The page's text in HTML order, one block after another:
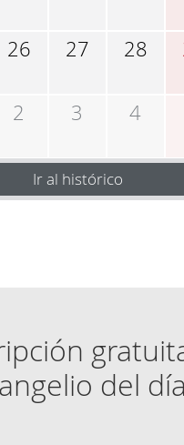
26 27 28
2 3 4
Ir al histórico
del día